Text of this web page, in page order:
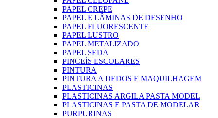
PAPEL CREPE
PAPEL E LÂMINAS DE DESENHO
PAPEL FLUORESCENTE
PAPEL LUSTRO
PAPEL METALIZADO
PAPEL SEDA
PINCEÍS ESCOLARES
PINTURA
PINTURA A DEDOS E MAQUILHAGEM
PLASTICINAS
PLASTICINAS ARGILA PASTA MODEL
PLASTICINAS E PASTA DE MODELAR
PURPURINAS